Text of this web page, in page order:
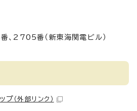
、2705番（新東海関電ビル）
プ （外部リンク）